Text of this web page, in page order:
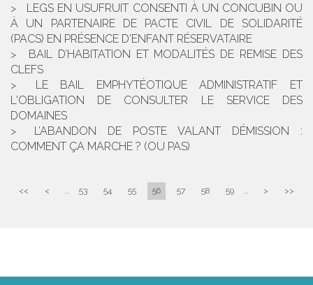
LEGS EN USUFRUIT CONSENTI À UN CONCUBIN OU
À UN PARTENAIRE DE PACTE CIVIL DE SOLIDARITÉ
(PACS) EN PRÉSENCE D'ENFANT RÉSERVATAIRE
BAIL D’HABITATION ET MODALITÉS DE REMISE DES
CLEFS
LE BAIL EMPHYTÉOTIQUE ADMINISTRATIF ET
L'OBLIGATION DE CONSULTER LE SERVICE DES
DOMAINES
L’ABANDON DE POSTE VALANT DÉMISSION :
COMMENT ÇA MARCHE ? (OU PAS)
<< < 53 54 55 56 57 58 59 > >>